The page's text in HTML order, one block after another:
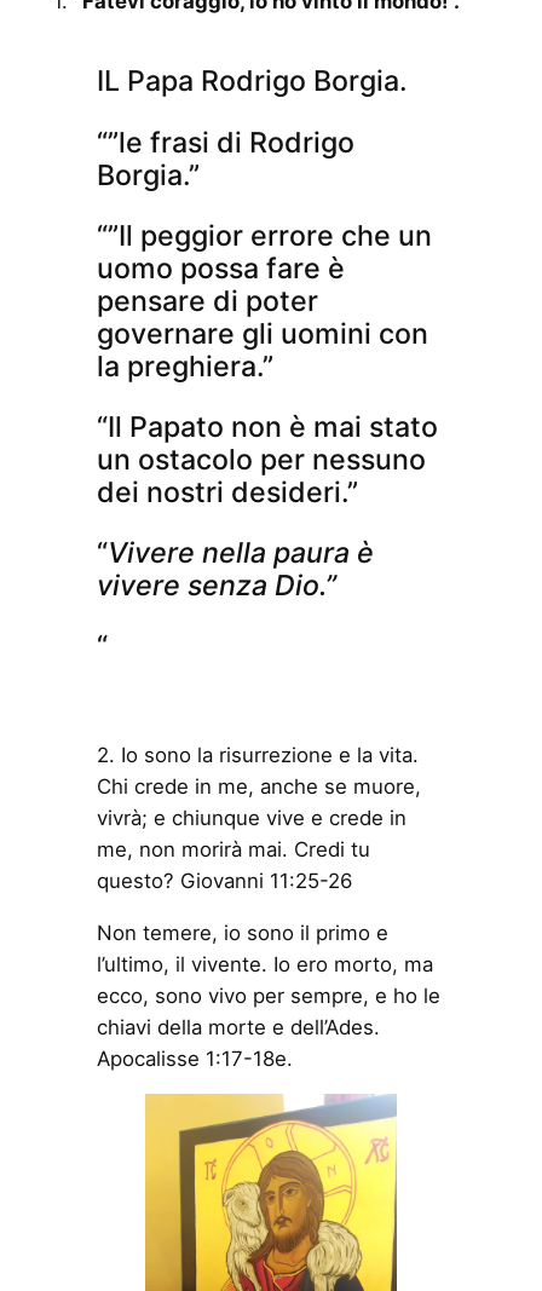
IL Papa Rodrigo Borgia.
“”le frasi di Rodrigo
Borgia.”
“”Il peggior errore che un
uomo possa fare è
pensare di poter
governare gli uomini con
la preghiera.”
“Il Papato non è mai stato
un ostacolo per nessuno
dei nostri desideri.”
“Vivere nella paura è
vivere senza Dio.”
“
2. Io sono la risurrezione e la vita.
Chi crede in me, anche se muore,
vivrà; e chiunque vive e crede in
me, non morirà mai. Credi tu
questo? Giovanni 11:25-26
Non temere, io sono il primo e
l’ultimo, il vivente. Io ero morto, ma
ecco, sono vivo per sempre, e ho le
chiavi della morte e dell’Ades.
Apocalisse 1:17-18e.